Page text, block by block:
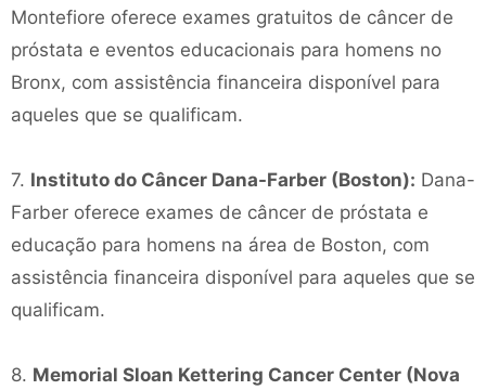
Montefiore oferece exames gratuitos de câncer de
próstata e eventos educacionais para homens no
Bronx, com assistência financeira disponível para
aqueles que se qualificam.
7. Instituto do Câncer Dana-Farber (Boston): Dana-
Farber oferece exames de câncer de próstata e
educação para homens na área de Boston, com
assistência financeira disponível para aqueles que se
qualificam.
8. Memorial Sloan Kettering Cancer Center (Nova